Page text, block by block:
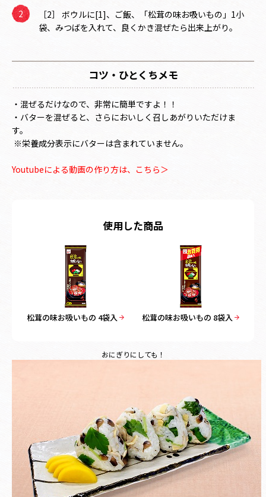
［2］ ボウルに[1]、ご飯、「松茸の味お吸いもの」1小
袋、みつばを入れて、良くかき混ぜたら出来上がり。
コツ・ひとくちメモ
・混ぜるだけなので、非常に簡単ですよ！！
・バターを混ぜると、さらにおいしく召しあがりいただけま
す。
※栄養成分表示にバターは含まれていません。
Youtubeによる動画の作り方は、こちら＞
使用した商品
松茸の味お吸いもの 4袋入 松茸の味お吸いもの 8袋入
おにぎりにしても！